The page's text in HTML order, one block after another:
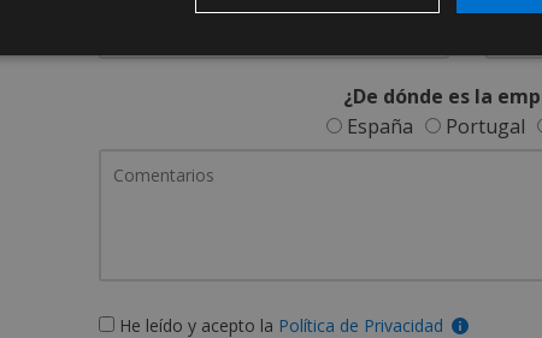
¿De dónde es la
España
Portugal
He leído y acepto la Política de Privacidad